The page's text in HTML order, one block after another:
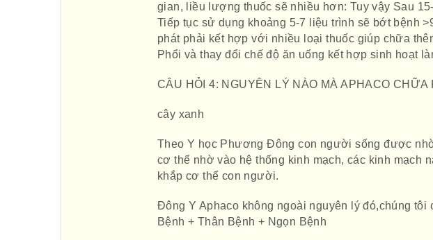
gian, liều lượng thuốc sẽ nhiều hơn: Tuy vậy Sau
Tiếp tục sử dụng khoảng 5-7 liệu trình sẽ bớt bệnh
phát phải kết hợp với nhiều loại thuốc giúp chữa
Phổi và thay đổi chế độ ăn uống kết hợp sinh hoạt
CÂU HỎI 4: NGUYÊN LÝ NÀO MÀ APHACO
cây xanh
Theo Y học Phương Đông con người sống được
cơ thể nhờ vào hệ thống kinh mạch, các kinh mạch
khắp cơ thể con người.
Đông Y Aphaco không ngoài nguyên lý đó,chúng
Bệnh + Thân Bệnh + Ngọn Bệnh